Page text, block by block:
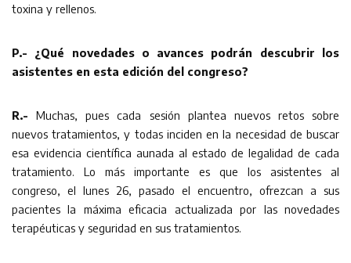
toxina y rellenos.
P.- ¿Qué novedades o avances podrán descubrir los
asistentes en esta edición del congreso?
R.- Muchas, pues cada sesión plantea nuevos retos sobre
nuevos tratamientos, y todas inciden en la necesidad de buscar
esa evidencia científica aunada al estado de legalidad de cada
tratamiento. Lo más importante es que los asistentes al
congreso, el lunes 26, pasado el encuentro, ofrezcan a sus
pacientes la máxima eficacia actualizada por las novedades
terapéuticas y seguridad en sus tratamientos.